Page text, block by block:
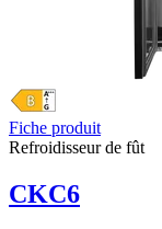
Fiche produit
Refroidisseur de fût
CKC6